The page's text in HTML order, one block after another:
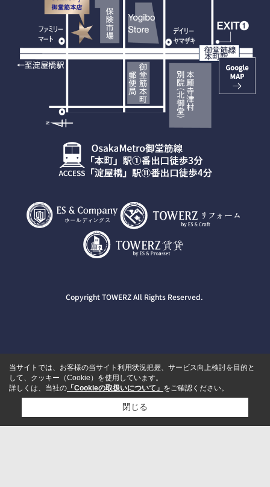
Copyright TOWERZ All Rights Reserved.
当サイトでは、お客様の当サイト利用状況把握、サービス向上検討を目的と
して、クッキー（Cookie）を使用しています。
詳しくは、当社の 「Cookieの取扱いについて」 をご確認ください。
閉じる